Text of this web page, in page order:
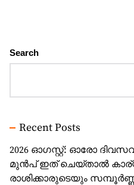
Search
Recent Posts
2026 ഓഗസ്റ്റ്: ഓരോ
മുൻപ് ഇത് ചെയ്താൽ
രാശിക്കാരുടെയും